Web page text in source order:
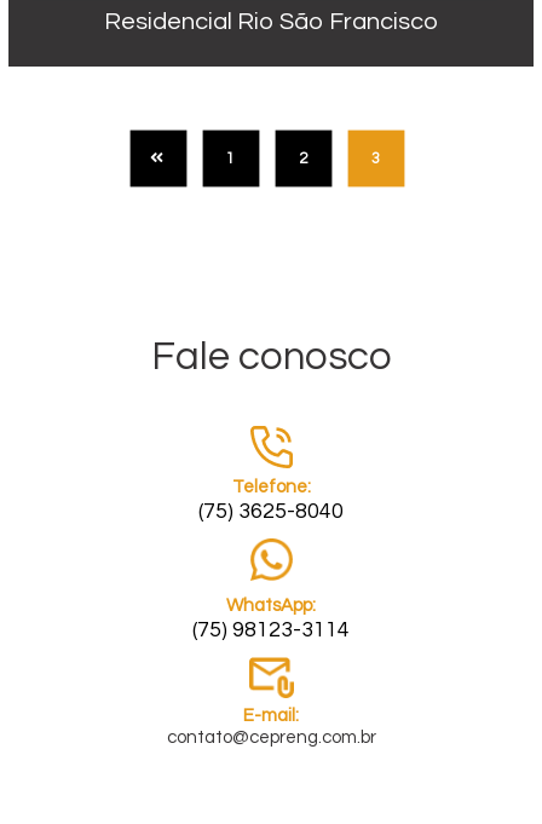
Residencial Rio São Francisco
1 2 3
Fale conosco
Telefone:
(75) 3625-8040
WhatsApp:
(75) 98123-3114
E-mail:
contato@cepreng.com.br